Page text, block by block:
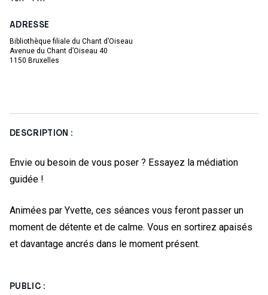
ADRESSE
Bibliothèque filiale du Chant d’Oiseau
Avenue du Chant d’Oiseau 40
1150 Bruxelles
DESCRIPTION :
Envie ou besoin de vous poser ? Essayez la médiation
guidée !
Animées par Yvette, ces séances vous feront passer un
moment de détente et de calme. Vous en sortirez apaisés
et davantage ancrés dans le moment présent.
PUBLIC :